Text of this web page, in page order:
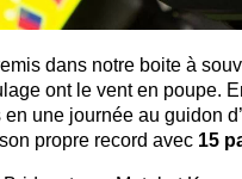
dans notre boite à
ont le vent en poupe.
une journée au guidon
propre record avec 15